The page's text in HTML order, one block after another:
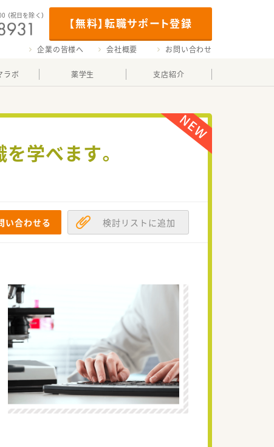
【無料】転職サポート登録
（祝日を除く）
企業の皆様へ 会社概要 お問い合わせ
ラボ 薬学生 支店紹介
学べます。
い合わせる 検討リストに追加